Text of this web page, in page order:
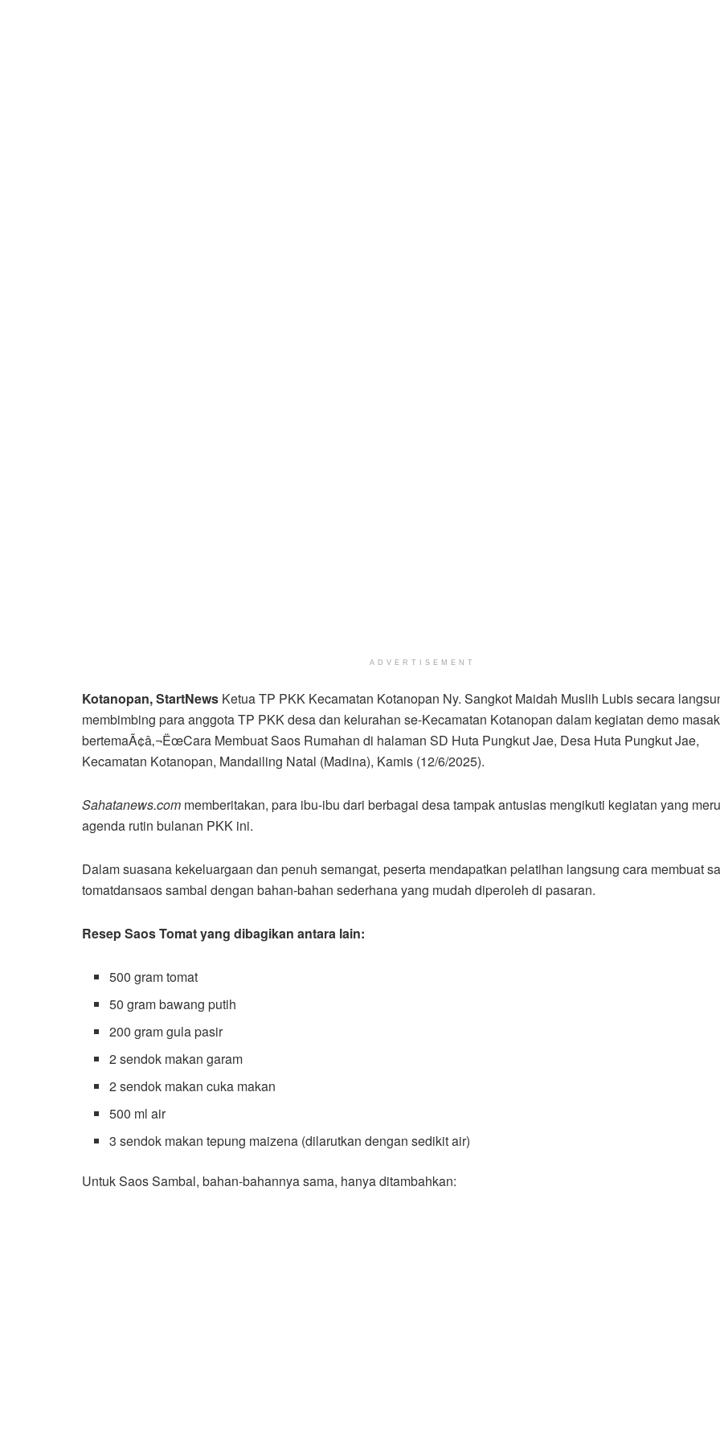
ADVERTISEMENT
Kotanopan, StartNews Ketua TP PKK Kecamatan Kotanopan Ny. Sangkot Maidah Muslih Lubis secara
membimbing para anggota TP PKK desa dan kelurahan se-Kecamatan Kotanopan dalam kegiatan demo masak
bertemaÃ¢â‚¬ËœCara Membuat Saos Rumahan di halaman SD Huta Pungkut Jae, Desa Huta Pungkut Jae,
Kecamatan Kotanopan, Mandailing Natal (Madina), Kamis (12/6/2025).
Sahatanews.com memberitakan, para ibu-ibu dari berbagai desa tampak antusias mengikuti kegiatan yang
agenda rutin bulanan PKK ini.
Dalam suasana kekeluargaan dan penuh semangat, peserta mendapatkan pelatihan langsung cara membuat
tomatdansaos sambal dengan bahan-bahan sederhana yang mudah diperoleh di pasaran.
Resep Saos Tomat yang dibagikan antara lain:
500 gram tomat
50 gram bawang putih
200 gram gula pasir
2 sendok makan garam
2 sendok makan cuka makan
500 ml air
3 sendok makan tepung maizena (dilarutkan dengan sedikit air)
Untuk Saos Sambal, bahan-bahannya sama, hanya ditambahkan: